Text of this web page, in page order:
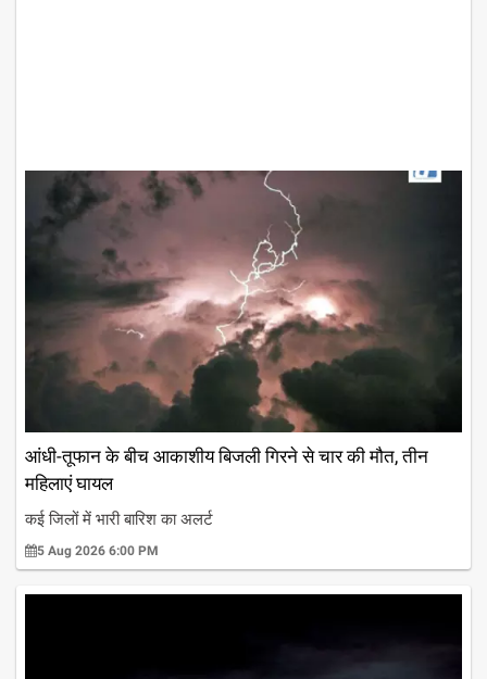
आंधी-तूफान के बीच आकाशीय बिजली गिरने से चार की मौत, तीन
महिलाएं घायल
कई जिलों में भारी बारिश का अलर्ट
5 Aug 2026 6:00 PM